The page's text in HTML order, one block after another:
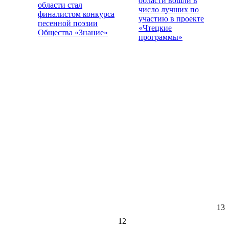
области стал
финалистом конкурса
песенной поэзии
Общества «Знание»
число лучших по
участию в проекте
«Чтецкие
программы»
12
13